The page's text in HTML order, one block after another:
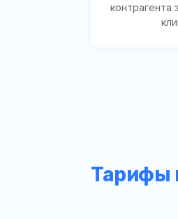
контрагента
Тарифы